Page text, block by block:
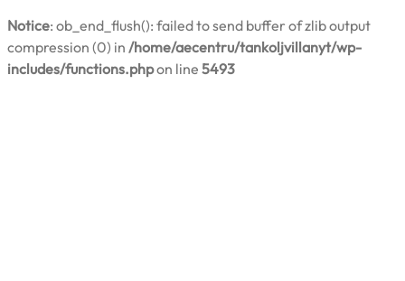
Notice: ob_end_flush(): failed to send buffer of zlib output
compression (0) in /home/aecentru/tankoljvillanyt/wp-
includes/functions.phpon line 5493